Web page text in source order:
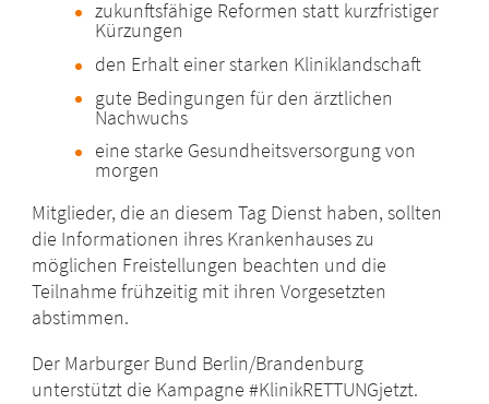
zukunftsfähige Reformen statt kurzfristiger
Kürzungen
den Erhalt einer starken Kliniklandschaft
gute Bedingungen für den ärztlichen
Nachwuchs
eine starke Gesundheitsversorgung von
morgen
Mitglieder, die an diesem Tag Dienst haben, sollten
die Informationen ihres Krankenhauses zu
möglichen Freistellungen beachten und die
Teilnahme frühzeitig mit ihren Vorgesetzten
abstimmen.
Der Marburger Bund Berlin/Brandenburg
unterstützt die Kampagne #KlinikRETTUNGjetzt.